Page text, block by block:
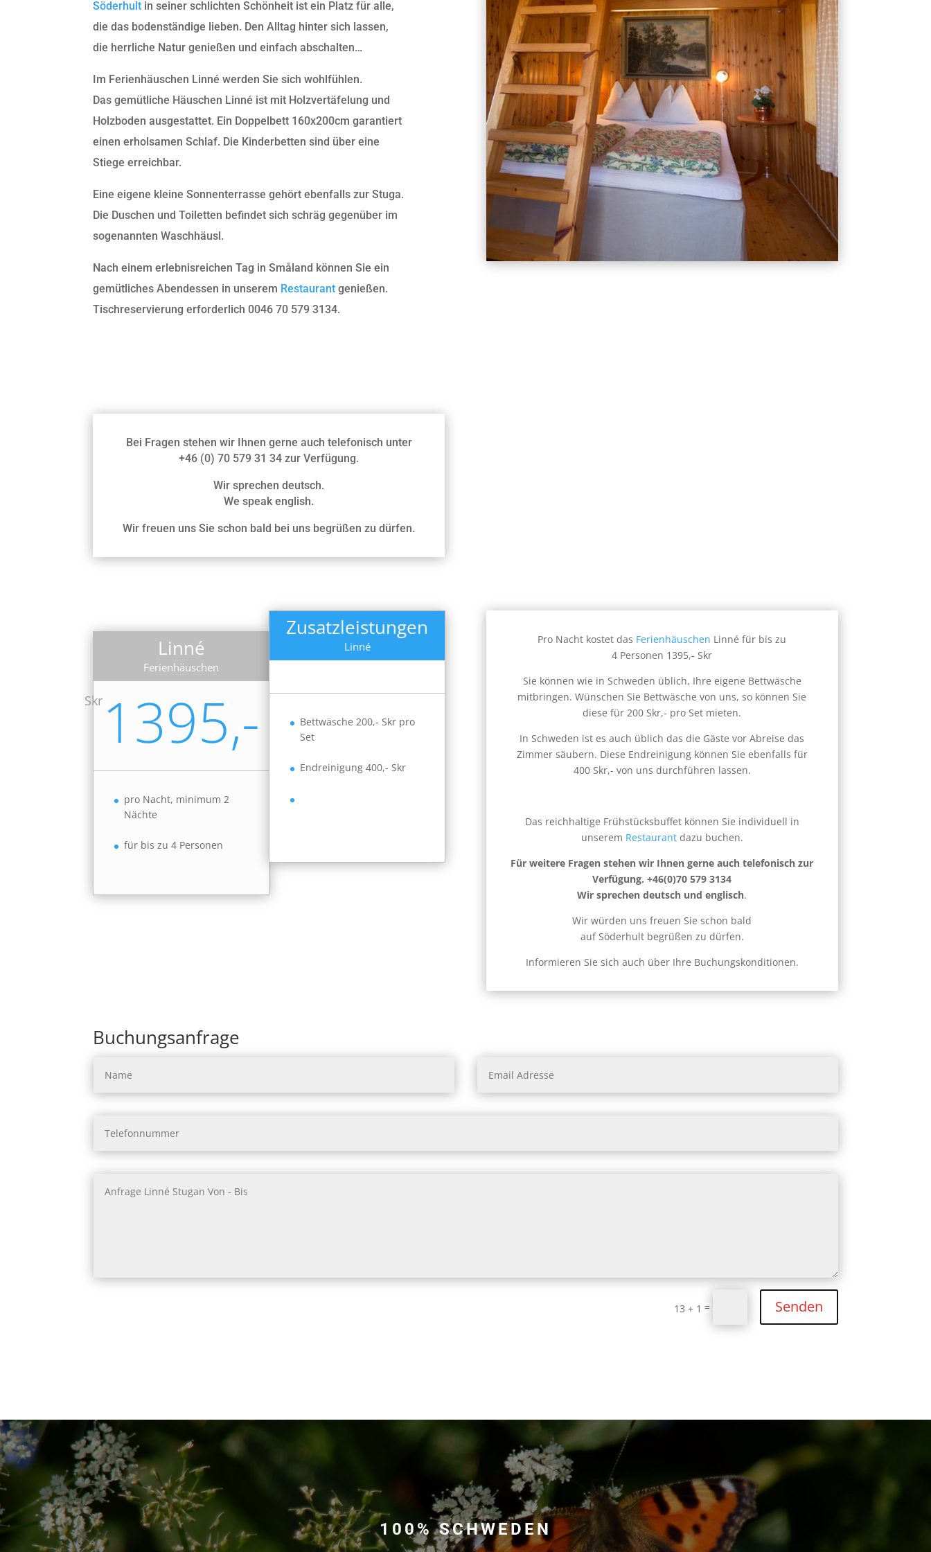
Söderhult in seiner schlichten Schönheit ist ein Platz für alle,
die das bodenständige lieben. Den Alltag hinter sich lassen,
die herrliche Natur genießen und einfach abschalten…
Im Ferienhäuschen Linné werden Sie sich wohlfühlen.
Das gemütliche Häuschen Linné ist mit Holzvertäfelung und
Holzboden ausgestattet. Ein Doppelbett 160x200cm garantiert
einen erholsamen Schlaf. Die Kinderbetten sind über eine
Stiege erreichbar.
Eine eigene kleine Sonnenterrasse gehört ebenfalls zur Stuga.
Die Duschen und Toiletten befindet sich schräg gegenüber im
sogenannten Waschhäusl.
Nach einem erlebnisreichen Tag in Småland können Sie ein
gemütliches Abendessen in unserem Restaurant genießen.
Tischreservierung erforderlich 0046 70 579 3134.
Bei Fragen stehen wir Ihnen gerne auch telefonisch unter
+46 (0) 70 579 31 34 zur Verfügung.
Wir sprechen deutsch.
We speak english.
Wir freuen uns Sie schon bald bei uns begrüßen zu dürfen.
Linné
Ferienhäuschen
Skr 1395,-
pro Nacht, minimum 2
Nächte
für bis zu 4 Personen
Zusatzleistungen
Linné
Bettwäsche 200,- Skr pro
Set
Endreinigung 400,- Skr
Pro Nacht kostet das Ferienhäuschen Linné für bis zu
4 Personen 1395,- Skr
Sie können wie in Schweden üblich, Ihre eigene Bettwäsche
mitbringen. Wünschen Sie Bettwäsche von uns, so können Sie
diese für 200 Skr,- pro Set mieten.
In Schweden ist es auch üblich das die Gäste vor Abreise das
Zimmer säubern. Diese Endreinigung können Sie ebenfalls für
400 Skr,- von uns durchführen lassen.
Das reichhaltige Frühstücksbuffet können Sie individuell in
unserem Restaurantdazu buchen.
Für weitere Fragen stehen wir Ihnen gerne auch telefonisch zur
Verfügung. +46(0)70 579 3134
Wir sprechen deutsch und englisch.
Wir würden uns freuen Sie schon bald
auf Söderhult begrüßen zu dürfen.
Informieren Sie sich auch über Ihre Buchungskonditionen.
Buchungsanfrage
13 + 1 = Senden
100% SCHWEDEN